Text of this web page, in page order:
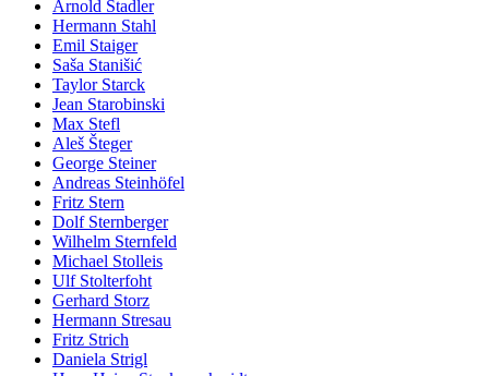
Arnold Stadler
Hermann Stahl
Emil Staiger
Saša Stanišić
Taylor Starck
Jean Starobinski
Max Stefl
Aleš Šteger
George Steiner
Andreas Steinhöfel
Fritz Stern
Dolf Sternberger
Wilhelm Sternfeld
Michael Stolleis
Ulf Stolterfoht
Gerhard Storz
Hermann Stresau
Fritz Strich
Daniela Strigl